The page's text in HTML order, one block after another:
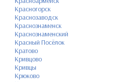
Красногорск
Краснозаводск
Краснознаменск
Краснознаменский
Красный Посёлок
Кратово
Кривцово
Кривцы
Крюково